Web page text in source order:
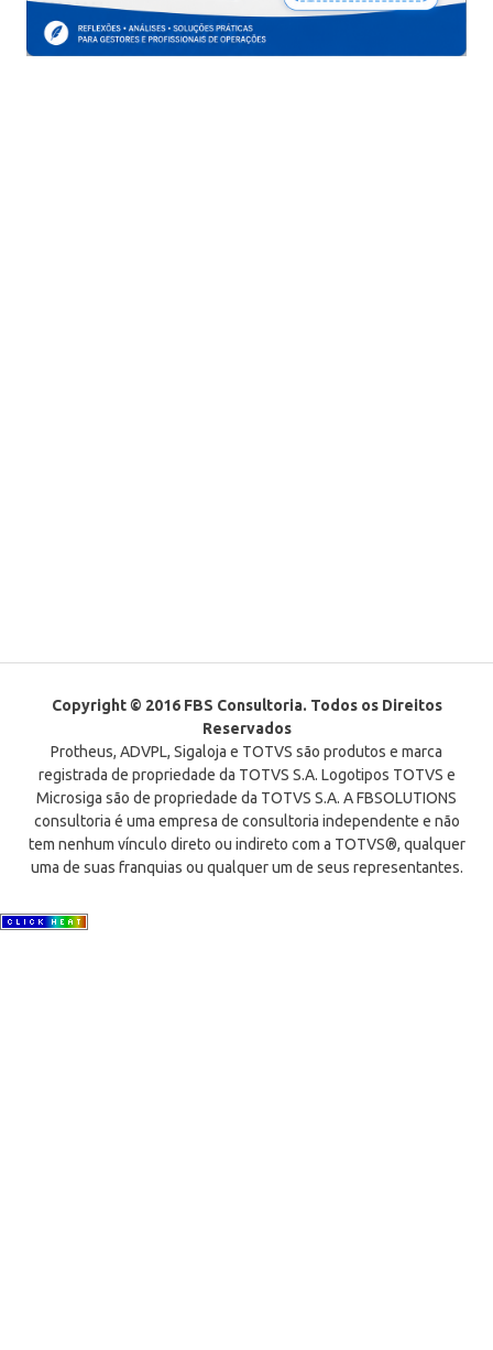
Copyright © 2016 FBS Consultoria. Todos os Direitos
Reservados
Protheus, ADVPL, Sigaloja e TOTVS são produtos e marca
registrada de propriedade da TOTVS S.A. Logotipos TOTVS e
Microsiga são de propriedade da TOTVS S.A. A FBSOLUTIONS
consultoria é uma empresa de consultoria independente e não
tem nenhum vínculo direto ou indireto com a TOTVS®, qualquer
uma de suas franquias ou qualquer um de seus representantes.